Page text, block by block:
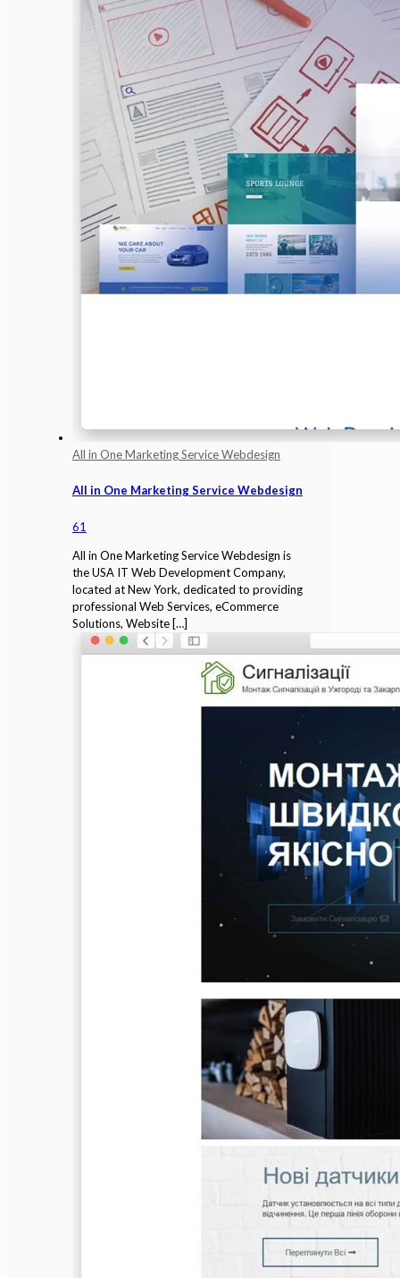
All in One Marketing Service Webdesign
All in One Marketing Service Webdesign
61
All in One Marketing Service Webdesign is
the USA IT Web Development Company,
located at New York, dedicated to providing
professional Web Services, eCommerce
Solutions, Website […]